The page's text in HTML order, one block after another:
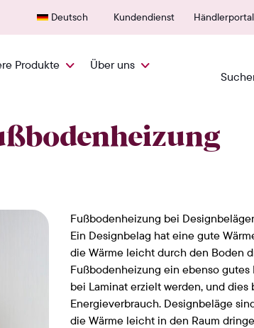
aus den NL 600+
Deutsch Kundendienst Händlerportal
Produkte Über uns
Fußbodenheizung bei
Ein Designbelag hat eine gute
die Wärme leicht durch den Boden
Fußbodenheizung ein ebenso gutes
bei Laminat erzielt werden, und dies
Energieverbrauch. Designbeläge
die Wärme leicht in den Raum